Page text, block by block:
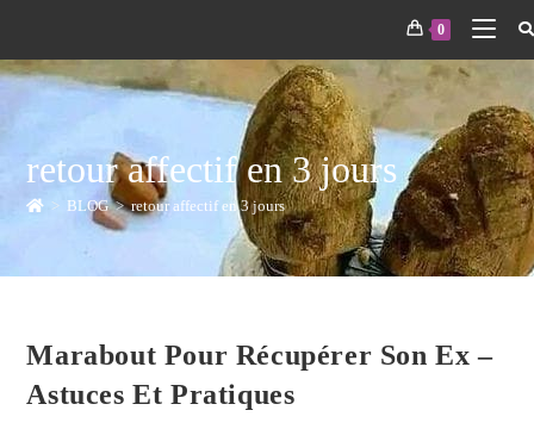
0
retour affectif en 3 jours
> BLOG > retour affectif en 3 jours
Marabout Pour Récupérer Son Ex –
Astuces Et Pratiques